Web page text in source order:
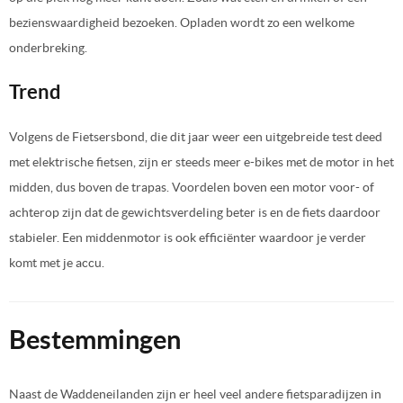
bezienswaardigheid bezoeken. Opladen wordt zo een welkome
onderbreking.
Trend
Volgens de Fietsersbond, die dit jaar weer een uitgebreide test deed
met elektrische fietsen, zijn er steeds meer e-bikes met de motor in het
midden, dus boven de trapas. Voordelen boven een motor voor- of
achterop zijn dat de gewichtsverdeling beter is en de fiets daardoor
stabieler. Een middenmotor is ook efficiënter waardoor je verder
komt met je accu.
Bestemmingen
Naast de Waddeneilanden zijn er heel veel andere fietsparadijzen in